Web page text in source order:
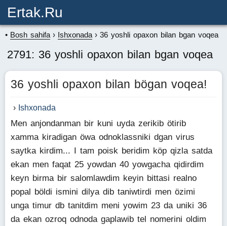
Ertak.ru
Bosh sahifa Ishxonada 36 yoshli opaxon bilan bgan voqea
2791: 36 yoshli opaxon bilan bgan voqea
36 yoshli opaxon bilan bögan voqea!
Ishxonada
Men anjondanman bir kuni uyda zerikib ötirib
xamma kiradigan öwa odnoklassniki dgan virus
saytka kirdim... I tam poisk beridim köp qizla satda
ekan men faqat 25 yowdan 40 yowgacha qidirdim
keyn birma bir salomlawdim keyin bittasi realno
popal böldi ismini dilya dib taniwtirdi men özimi
unga timur db tanitdim meni yowim 23 da uniki 36
da ekan ozroq odnoda gaplawib tel nomerini oldim